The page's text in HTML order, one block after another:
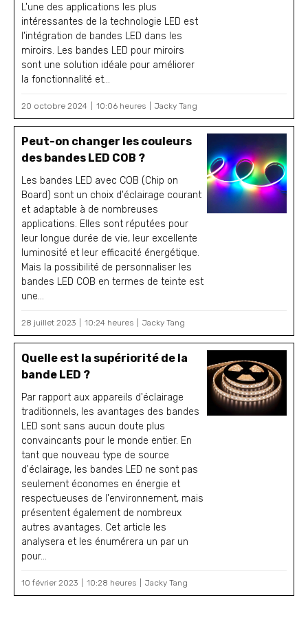
L'une des applications les plus
intéressantes de la technologie LED est
l'intégration de bandes LED dans les
miroirs. Les bandes LED pour miroirs
sont une solution idéale pour améliorer
la fonctionnalité et...
20 octobre 2024 10:06 heures Jacky Tang
Peut-on changer les couleurs
des bandes LED COB ?
Les bandes LED avec COB (Chip on
Board) sont un choix d'éclairage courant
et adaptable à de nombreuses
applications. Elles sont réputées pour
leur longue durée de vie, leur excellente
luminosité et leur efficacité énergétique.
Mais la possibilité de personnaliser les
bandes LED COB en termes de teinte est
une...
28 juillet 2023 10:24 heures Jacky Tang
Quelle est la supériorité de la
bande LED ?
Par rapport aux appareils d'éclairage
traditionnels, les avantages des bandes
LED sont sans aucun doute plus
convaincants pour le monde entier. En
tant que nouveau type de source
d'éclairage, les bandes LED ne sont pas
seulement économes en énergie et
respectueuses de l'environnement, mais
présentent également de nombreux
autres avantages. Cet article les
analysera et les énumérera un par un
pour...
10 février 2023 10:28 heures Jacky Tang